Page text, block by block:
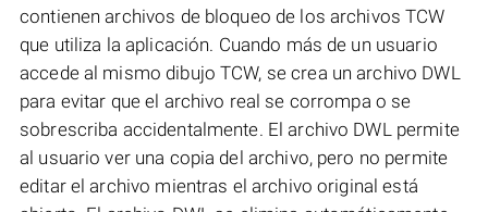
contienen archivos de bloqueo de los archivos TCW
que utiliza la aplicación. Cuando más de un usuario
accede al mismo dibujo TCW, se crea un archivo DWL
para evitar que el archivo real se corrompa o se
sobrescriba accidentalmente. El archivo DWL permite
al usuario ver una copia del archivo, pero no permite
editar el archivo mientras el archivo original está